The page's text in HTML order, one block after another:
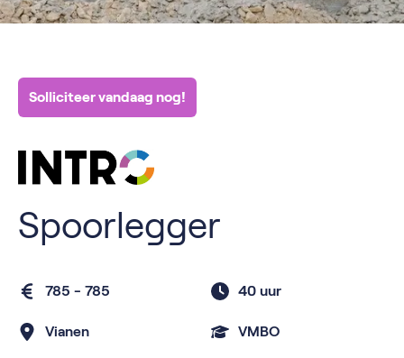
Solliciteer vandaag nog!
Spoorlegger
785 - 785 40 uur
Vianen VMBO